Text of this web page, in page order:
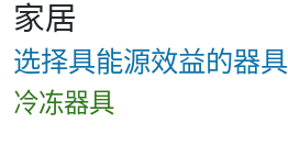
家居
选择具能源效益的器具
冷冻器具